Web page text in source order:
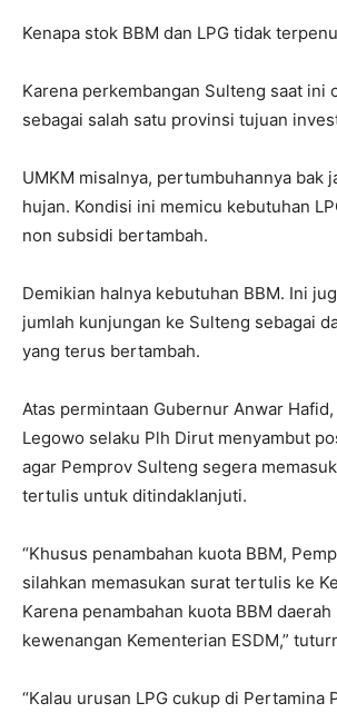
Kenapa stok BBM dan LPG tidak
Karena perkembangan Sulteng saat ini
sebagai salah satu provinsi tujuan
UMKM misalnya, pertumbuhannya bak
hujan. Kondisi ini memicu kebutuhan
non subsidi bertambah.
Demikian halnya kebutuhan BBM. Ini
jumlah kunjungan ke Sulteng sebagai
yang terus bertambah.
Atas permintaan Gubernur Anwar Hafid,
Legowo selaku Plh Dirut menyambut
agar Pemprov Sulteng segera
tertulis untuk ditindaklanjuti.
“Khusus penambahan kuota BBM,
silahkan memasukan surat tertulis ke
Karena penambahan kuota BBM daerah
kewenangan Kementerian ESDM,”
“Kalau urusan LPG cukup di Pertamina